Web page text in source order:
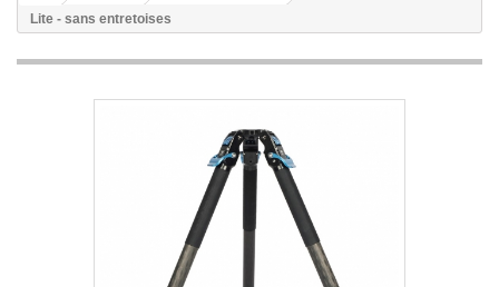
Lite - sans entretoises